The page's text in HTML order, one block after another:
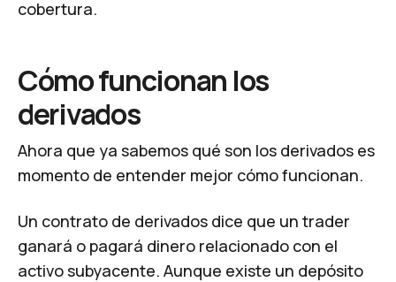
cobertura.
Cómo funcionan los
derivados
Ahora que ya sabemos qué son los derivados es
momento de entender mejor cómo funcionan.
Un contrato de derivados dice que un trader
ganará o pagará dinero relacionado con el
activo subyacente. Aunque existe un depósito